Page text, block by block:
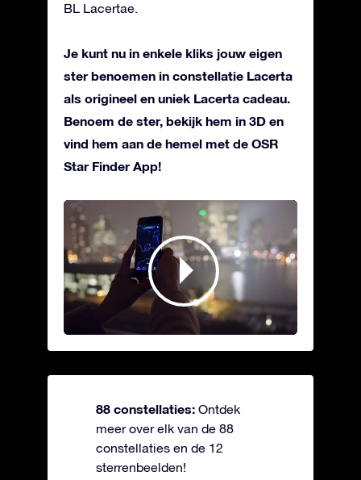
BL Lacertae.
Je kunt nu in enkele kliks jouw eigen
ster benoemen in constellatie Lacerta
als origineel en uniek Lacerta cadeau.
Benoem de ster, bekijk hem in 3D en
vind hem aan de hemel met de OSR
Star Finder App!
88 constellaties: Ontdek
meer over elk van de 88
constellaties en de 12
sterrenbeelden!